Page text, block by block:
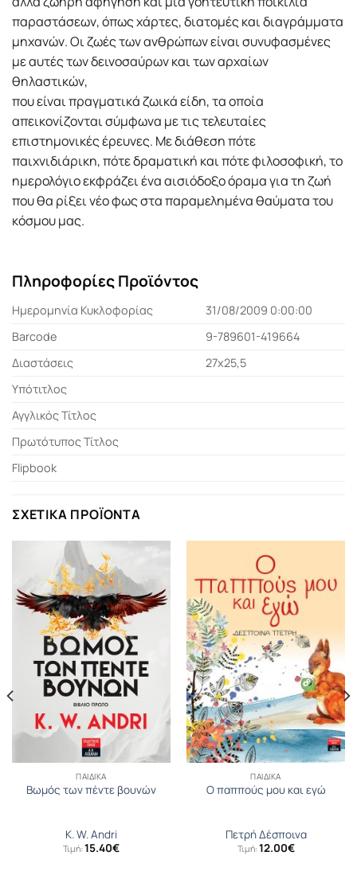
παραστάσεων, όπως χάρτες, διατομές και διαγράμματα
μηχανών. Οι ζωές των ανθρώπων είναι συνυφασμένες
με αυτές των δεινοσαύρων και των αρχαίων
θηλαστικών,
που είναι πραγματικά ζωικά είδη, τα οποία
απεικονίζονται σύμφωνα με τις τελευταίες
επιστημονικές έρευνες. Με διάθεση πότε
παιχνιδιάρικη, πότε δραματική και πότε φιλοσοφική, το
ημερολόγιο εκφράζει ένα αισιόδοξο όραμα για τη ζωή
που θα ρίξει νέο φως στα παραμελημένα θαύματα του
κόσμου μας.
Πληροφορίες Προϊόντος
Ημερομηνία Κυκλοφορίας
31/08/2009 0:00:00
Barcode
9-789601-419664
Διαστάσεις
27x25,5
Υπότιτλος
Αγγλικός Τίτλος
Πρωτότυπος Τίτλος
Flipbook
ΣΧΕΤΙΚΆ ΠΡΟΪΌΝΤΑ
ΠΑΙΔΙΚΆ
Βωμός των πέντε βουνών
K. W. Andri
Τιμή: 15.40€
ΠΑΙΔΙΚΆ
Ο παππούς μου και εγώ
Πετρή Δέσποινα
Τιμή: 12.00€